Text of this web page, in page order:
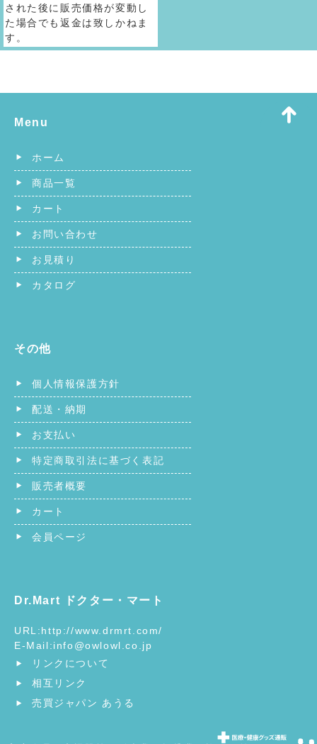
された後に販売価格が変動し
た場合でも返金は致しかねま
す。
Menu
ホーム
商品一覧
カート
お問い合わせ
お見積り
カタログ
その他
個人情報保護方針
配送・納期
お支払い
特定商取引法に基づく表記
販売者概要
カート
会員ページ
Dr.Mart ドクター・マート
URL:http://www.drmrt.com/
E-Mail:info@owlowl.co.jp
リンクについて
相互リンク
売買ジャパン あうる